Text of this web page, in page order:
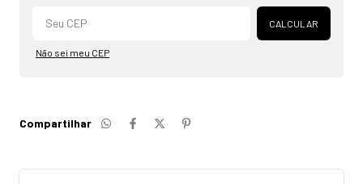
Alterar CEP
CALCULAR
Não sei meu CEP
Compartilhar